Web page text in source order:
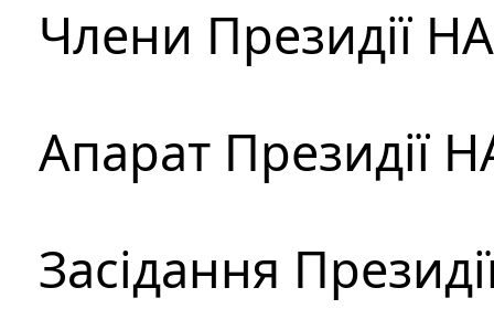
Члени Президії
Апарат Президії
Засідання